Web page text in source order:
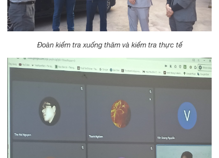
Đoàn kiểm tra xuống thăm và kiểm tra thực tế